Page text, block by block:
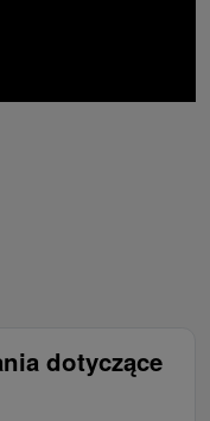
dotyczące